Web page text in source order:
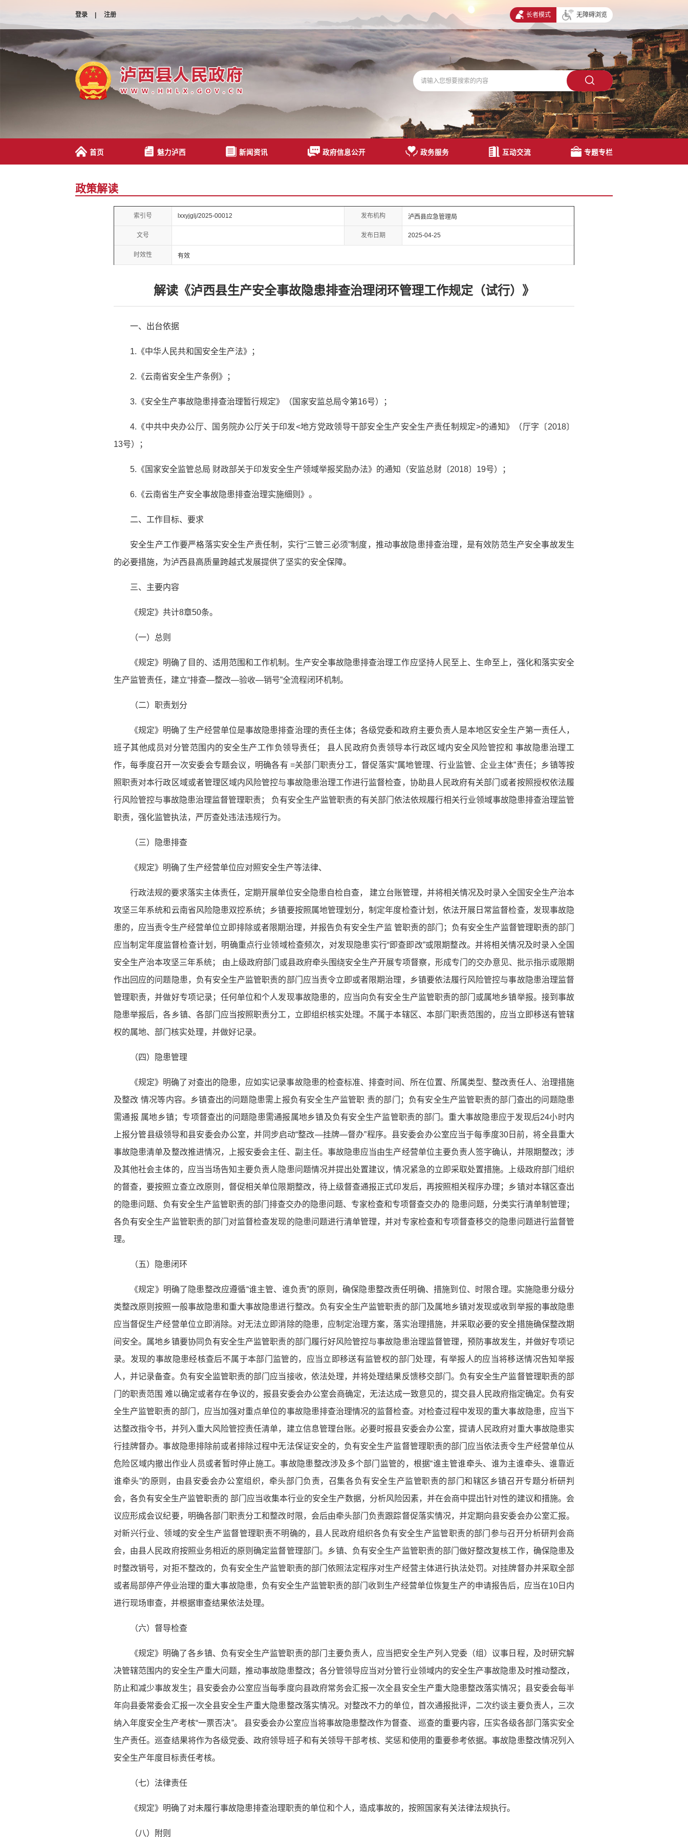
登录 | 注册 长者模式 无障碍浏览
首页 魅力泸西 新闻资讯 政府信息公开 政务服务 互动交流 专题专栏
政策解读
索引号 lxxyjglj/2025-00012 发布机构 泸西县应急管理局
文号 发布日期 2025-04-25
时效性 有效
解读《泸西县生产安全事故隐患排查治理闭环管理工作规定（试行）》
一、出台依据
1.《中华人民共和国安全生产法》；
2.《云南省安全生产条例》；
3.《安全生产事故隐患排查治理暂行规定》（国家安监总局令第16号）；
4.《中共中央办公厅、国务院办公厅关于印发<地方党政领导干部安全生产安全生产责任制规定>的通知》（厅字〔2018〕
13号）；
5.《国家安全监管总局 财政部关于印发安全生产领域举报奖励办法》的通知（安监总财〔2018〕19号）；
6.《云南省生产安全事故隐患排查治理实施细则》。
二、工作目标、要求
安全生产工作要严格落实安全生产责任制，实行“三管三必须”制度，推动事故隐患排查治理，是有效防范生产安全事故发生
的必要措施，为泸西县高质量跨越式发展提供了坚实的安全保障。
三、主要内容
《规定》共计8章50条。
（一）总则
《规定》明确了目的、适用范围和工作机制。生产安全事故隐患排查治理工作应坚持人民至上、生命至上，强化和落实安全
生产监管责任，建立“排查—整改—验收—销号”全流程闭环机制。
（二）职责划分
《规定》明确了生产经营单位是事故隐患排查治理的责任主体；各级党委和政府主要负责人是本地区安全生产第一责任人，
班子其他成员对分管范围内的安全生产工作负领导责任； 县人民政府负责领导本行政区域内安全风险管控和 事故隐患治理工
作，每季度召开一次安委会专题会议，明确各有 =关部门职责分工，督促落实“属地管理、行业监管、企业主体”责任；乡镇等按
照职责对本行政区域或者管理区域内风险管控与事故隐患治理工作进行监督检查，协助县人民政府有关部门或者按照授权依法履
行风险管控与事故隐患治理监督管理职责； 负有安全生产监管职责的有关部门依法依规履行相关行业领域事故隐患排查治理监管
职责，强化监管执法，严厉查处违法违规行为。
（三）隐患排查
《规定》明确了生产经营单位应对照安全生产等法律、
行政法规的要求落实主体责任，定期开展单位安全隐患自检自查， 建立台账管理，并将相关情况及时录入全国安全生产治本
攻坚三年系统和云南省风险隐患双控系统；乡镇要按照属地管理划分，制定年度检查计划，依法开展日常监督检查，发现事故隐
患的，应当责令生产经营单位立即排除或者限期治理，并报告负有安全生产监 管职责的部门；负有安全生产监督管理职责的部门
应当制定年度监督检查计划，明确重点行业领域检查频次，对发现隐患实行“即查即改”或限期整改。并将相关情况及时录入全国
安全生产治本攻坚三年系统； 由上级政府部门或县政府牵头围绕安全生产开展专项督察，形成专门的交办意见、批示指示或限期
作出回应的问题隐患，负有安全生产监管职责的部门应当责令立即或者限期治理，乡镇要依法履行风险管控与事故隐患治理监督
管理职责，并做好专项记录；任何单位和个人发现事故隐患的，应当向负有安全生产监管职责的部门或属地乡镇举报。接到事故
隐患举报后，各乡镇、各部门应当按照职责分工，立即组织核实处理。不属于本辖区、本部门职责范围的，应当立即移送有管辖
权的属地、部门核实处理，并做好记录。
（四）隐患管理
《规定》明确了对查出的隐患，应如实记录事故隐患的检查标准、排查时间、所在位置、所属类型、整改责任人、治理措施
及整改 情况等内容。乡镇查出的问题隐患需上报负有安全生产监管职 责的部门；负有安全生产监管职责的部门查出的问题隐患
需通报 属地乡镇；专项督查出的问题隐患需通报属地乡镇及负有安全生产监管职责的部门。重大事故隐患应于发现后24小时内
上报分管县级领导和县安委会办公室，并同步启动“整改—挂牌—督办”程序。县安委会办公室应当于每季度30日前，将全县重大
事故隐患清单及整改推进情况，上报安委会主任、副主任。事故隐患应当由生产经营单位主要负责人签字确认，并限期整改；涉
及其他社会主体的，应当当场告知主要负责人隐患问题情况并提出处置建议，情况紧急的立即采取处置措施。上级政府部门组织
的督查，要按照立查立改原则，督促相关单位限期整改，待上级督查通报正式印发后，再按照相关程序办理；乡镇对本辖区查出
的隐患问题、负有安全生产监管职责的部门排查交办的隐患问题、专家检查和专项督查交办的 隐患问题，分类实行清单制管理；
各负有安全生产监管职责的部门对监督检查发现的隐患问题进行清单管理，并对专家检查和专项督查移交的隐患问题进行监督管
理。
（五）隐患闭环
《规定》明确了隐患整改应遵循“谁主管、谁负责”的原则，确保隐患整改责任明确、措施到位、时限合理。实施隐患分级分
类整改原则按照一般事故隐患和重大事故隐患进行整改。负有安全生产监管职责的部门及属地乡镇对发现或收到举报的事故隐患
应当督促生产经营单位立即消除。对无法立即消除的隐患，应制定治理方案，落实治理措施，并采取必要的安全措施确保整改期
间安全。属地乡镇要协同负有安全生产监管职责的部门履行好风险管控与事故隐患治理监督管理，预防事故发生，并做好专项记
录。发现的事故隐患经核查后不属于本部门监管的，应当立即移送有监管权的部门处理，有举报人的应当将移送情况告知举报
人，并记录备查。负有安全监管职责的部门应当接收，依法处理，并将处理结果反馈移交部门。负有安全生产监督管理职责的部
门的职责范围 难以确定或者存在争议的，报县安委会办公室会商确定，无法达成一致意见的，提交县人民政府指定确定。负有安
全生产监管职责的部门，应当加强对重点单位的事故隐患排查治理情况的监督检查。对检查过程中发现的重大事故隐患，应当下
达整改指令书，并列入重大风险管控责任清单，建立信息管理台账。必要时报县安委会办公室，提请人民政府对重大事故隐患实
行挂牌督办。事故隐患排除前或者排除过程中无法保证安全的，负有安全生产监督管理职责的部门应当依法责令生产经营单位从
危险区域内撤出作业人员或者暂时停止施工。事故隐患整改涉及多个部门监管的，根据“谁主管谁牵头、谁为主谁牵头、谁靠近
谁牵头”的原则，由县安委会办公室组织，牵头部门负责，召集各负有安全生产监管职责的部门和辖区乡镇召开专题分析研判
会，各负有安全生产监管职责的 部门应当收集本行业的安全生产数据，分析风险因素，并在会商中提出针对性的建议和措施。会
议应形成会议纪要，明确各部门职责分工和整改时限，会后由牵头部门负责跟踪督促落实情况，并定期向县安委会办公室汇报。
对新兴行业、领域的安全生产监督管理职责不明确的，县人民政府组织各负有安全生产监管职责的部门参与召开分析研判会商
会，由县人民政府按照业务相近的原则确定监督管理部门。乡镇、负有安全生产监管职责的部门做好整改复核工作，确保隐患及
时整改销号，对拒不整改的，负有安全生产监管职责的部门依照法定程序对生产经营主体进行执法处罚。对挂牌督办并采取全部
或者局部停产停业治理的重大事故隐患，负有安全生产监管职责的部门收到生产经营单位恢复生产的申请报告后，应当在10日内
进行现场审查，并根据审查结果依法处理。
（六）督导检查
《规定》明确了各乡镇、负有安全生产监管职责的部门主要负责人，应当把安全生产列入党委（组）议事日程，及时研究解
决管辖范围内的安全生产重大问题，推动事故隐患整改；各分管领导应当对分管行业领域内的安全生产事故隐患及时推动整改，
防止和减少事故发生；县安委会办公室应当每季度向县政府常务会汇报一次全县安全生产重大隐患整改落实情况；县安委会每半
年向县委常委会汇报一次全县安全生产重大隐患整改落实情况。对整改不力的单位，首次通报批评，二次约谈主要负责人，三次
纳入年度安全生产考核“一票否决”。 县安委会办公室应当将事故隐患整改作为督查、 巡查的重要内容，压实各级各部门落实安全
生产责任。巡查结果将作为各级党委、政府领导班子和有关领导干部考核、奖惩和使用的重要参考依据。事故隐患整改情况列入
安全生产年度目标责任考核。
（七）法律责任
《规定》明确了对未履行事故隐患排查治理职责的单位和个人，造成事故的，按照国家有关法律法规执行。
（八）附则